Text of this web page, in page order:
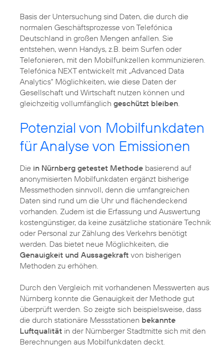
Basis der Untersuchung sind Daten, die durch die
normalen Geschäftsprozesse von Telefónica
Deutschland in großen Mengen anfallen. Sie
entstehen, wenn Handys, z.B. beim Surfen oder
Telefonieren, mit den Mobilfunkzellen kommunizieren.
Telefónica NEXT entwickelt mit „Advanced Data
Analytics“ Möglichkeiten, wie diese Daten der
Gesellschaft und Wirtschaft nutzen können und
gleichzeitig vollumfänglich geschützt bleiben
Potenzial von Mobilfunkdaten
für Analyse von Emissionen
Die in Nürnberg getestet Methode basierend auf
anonymisierten Mobilfunkdaten ergänzt bisherige
Messmethoden sinnvoll, denn die umfangreichen
Daten sind rund um die Uhr und flächendeckend
vorhanden. Zudem ist die Erfassung und Auswertung
kostengünstiger, da keine zusätzliche stationäre Technik
oder Personal zur Zählung des Verkehrs benötigt
werden. Das bietet neue Möglichkeiten, die
Genauigkeit und Aussagekraft von bisherigen
Methoden zu erhöhen.
Durch den Vergleich mit vorhandenen Messwerten aus
Nürnberg konnte die Genauigkeit der Methode gut
überprüft werden. So zeigte sich beispielsweise, dass
die durch stationäre Messstationen bekannte
Luftqualität in der Nürnberger Stadtmitte sich mit den
Berechnungen aus Mobilfunkdaten deckt.